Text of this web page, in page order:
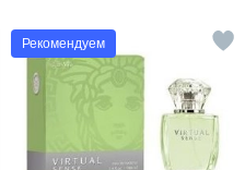
Рекомендуем